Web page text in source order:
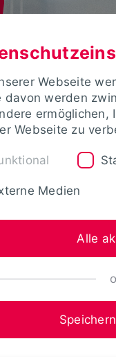
Webseite
davon werden
ermöglichen,
Webseite zu
Medien
Alle